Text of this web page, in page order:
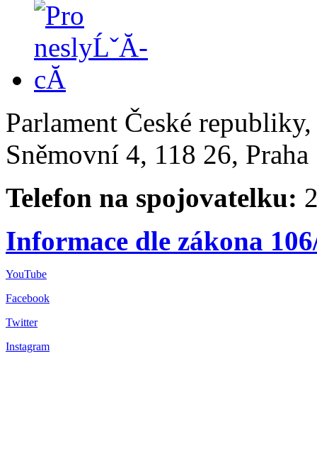
Parlament České
Sněmovní 4, 118 26,
Telefon na spojovatelku:
Informace dle zákona
YouTube
Facebook
Twitter
Instagram